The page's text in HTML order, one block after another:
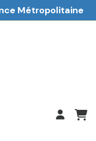
Métropolitaine